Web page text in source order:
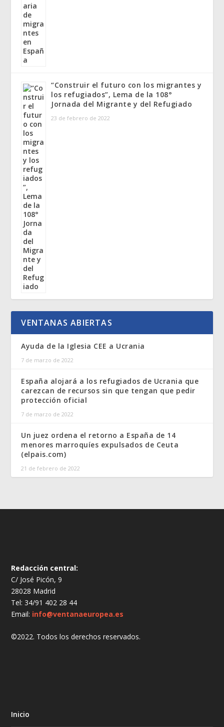
“Construir el futuro con los migrantes y
los refugiados”, Lema de la 108°
Jornada del Migrante y del Refugiado
23 de febrero de 2022
VENTANAS ABIERTAS
Ayuda de la Iglesia CEE a Ucrania
7 de marzo de 2022
España alojará a los refugiados de Ucrania que
carezcan de recursos sin que tengan que pedir
protección oficial
7 de marzo de 2022
Un juez ordena el retorno a España de 14
menores marroquíes expulsados de Ceuta
(elpais.com)
21 de febrero de 2022
Redacción central:
C/ José Picón, 9
28028 Madrid
Tel: 34/91 402 28 44
Email: info@ventanaeuropea.es
©2022. Todos los derechos reservados.
Inicio